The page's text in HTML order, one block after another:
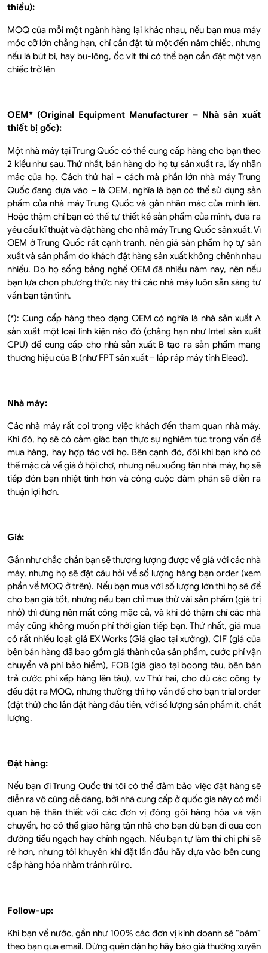
thiểu):
MOQ của mỗi một ngành hàng lại khác nhau, nếu bạn mua máy
móc cỡ lớn chẳng hạn, chỉ cần đặt từ một đến năm chiếc, nhưng
nếu là bút bi, hay bu-lông, ốc vít thì có thể bạn cần đặt một vạn
chiếc trở lên
OEM* (Original Equipment Manufacturer – Nhà sản xuất
thiết bị gốc):
Một nhà máy tại Trung Quốc có thể cung cấp hàng cho bạn theo
2 kiểu như sau. Thứ nhất, bán hàng do họ tự sản xuất ra, lấy nhãn
mác của họ. Cách thứ hai – cách mà phần lớn nhà máy Trung
Quốc đang dựa vào – là OEM, nghĩa là bạn có thể sử dụng sản
phẩm của nhà máy Trung Quốc và gắn nhãn mác của mình lên.
Hoặc thậm chí bạn có thể tự thiết kế sản phẩm của mình, đưa ra
yêu cầu kĩ thuật và đặt hàng cho nhà máy Trung Quốc sản xuất. Vì
OEM ở Trung Quốc rất cạnh tranh, nên giá sản phẩm họ tự sản
xuất và sản phẩm do khách đặt hàng sản xuất không chênh nhau
nhiều. Do họ sống bằng nghề OEM đã nhiều năm nay, nên nếu
bạn lựa chọn phương thức này thì các nhà máy luôn sẵn sàng tư
vấn bạn tận tình.
(*): Cung cấp hàng theo dạng OEM có nghĩa là nhà sản xuất A
sản xuất một loại linh kiện nào đó (chẳng hạn như Intel sản xuất
CPU) để cung cấp cho nhà sản xuất B tạo ra sản phẩm mang
thương hiệu của B (như FPT sản xuất – lắp ráp máy tính Elead).
Nhà máy:
Các nhà máy rất coi trọng việc khách đến tham quan nhà máy.
Khi đó, họ sẽ có cảm giác bạn thực sự nghiêm túc trong vấn đề
mua hàng, hay hợp tác với họ. Bên cạnh đó, đôi khi bạn khó có
thể mặc cả về giá ở hội chợ, nhưng nếu xuống tận nhà máy, họ sẽ
tiếp đón bạn nhiệt tình hơn và công cuộc đàm phán sẽ diễn ra
thuận lợi hơn.
Giá:
Gần như chắc chắn bạn sẽ thương lượng được về giá với các nhà
máy, nhưng họ sẽ đặt câu hỏi về số lượng hàng bạn order (xem
phần về MOQ ở trên). Nếu bạn mua với số lượng lớn thì họ sẽ để
cho bạn giá tốt, nhưng nếu bạn chỉ mua thử vài sản phẩm (giá trị
nhỏ) thì đừng nên mất công mặc cả, và khi đó thậm chí các nhà
máy cũng không muốn phí thời gian tiếp bạn. Thứ nhất, giá mua
có rất nhiều loại: giá EX Works (Giá giao tại xưởng), CIF (giá của
bên bán hàng đã bao gồm giá thành của sản phẩm, cước phí vận
chuyển và phí bảo hiểm), FOB (giá giao tại boong tàu, bên bán
trả cước phí xếp hàng lên tàu), v.v Thứ hai, cho dù các công ty
đều đặt ra MOQ, nhưng thường thì họ vẫn để cho bạn trial order
(đặt thử) cho lần đặt hàng đầu tiên, với số lượng sản phẩm ít, chất
lượng.
Đặt hàng:
Nếu bạn đi Trung Quốc thì tôi có thể đảm bảo việc đặt hàng sẽ
diễn ra vô cùng dễ dàng, bởi nhà cung cấp ở quốc gia này có mối
quan hệ thân thiết với các đơn vị đóng gói hàng hóa và vận
chuyển, họ có thể giao hàng tận nhà cho bạn dù bạn đi qua con
đường tiểu ngạch hay chính ngạch. Nếu bạn tự làm thì chi phí sẽ
rẻ hơn, nhưng tôi khuyên khi đặt lần đầu hãy dựa vào bên cung
cấp hàng hóa nhằm tránh rủi ro.
Follow-up:
Khi bạn về nước, gần như 100% các đơn vị kinh doanh sẽ “bám”
theo bạn qua email. Đừng quên dặn họ hãy báo giá thường xuyên